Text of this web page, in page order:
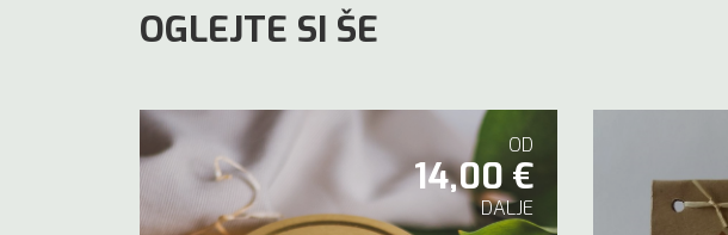
OGLEJTE SI ŠE
OD
14,00 €
DALJE